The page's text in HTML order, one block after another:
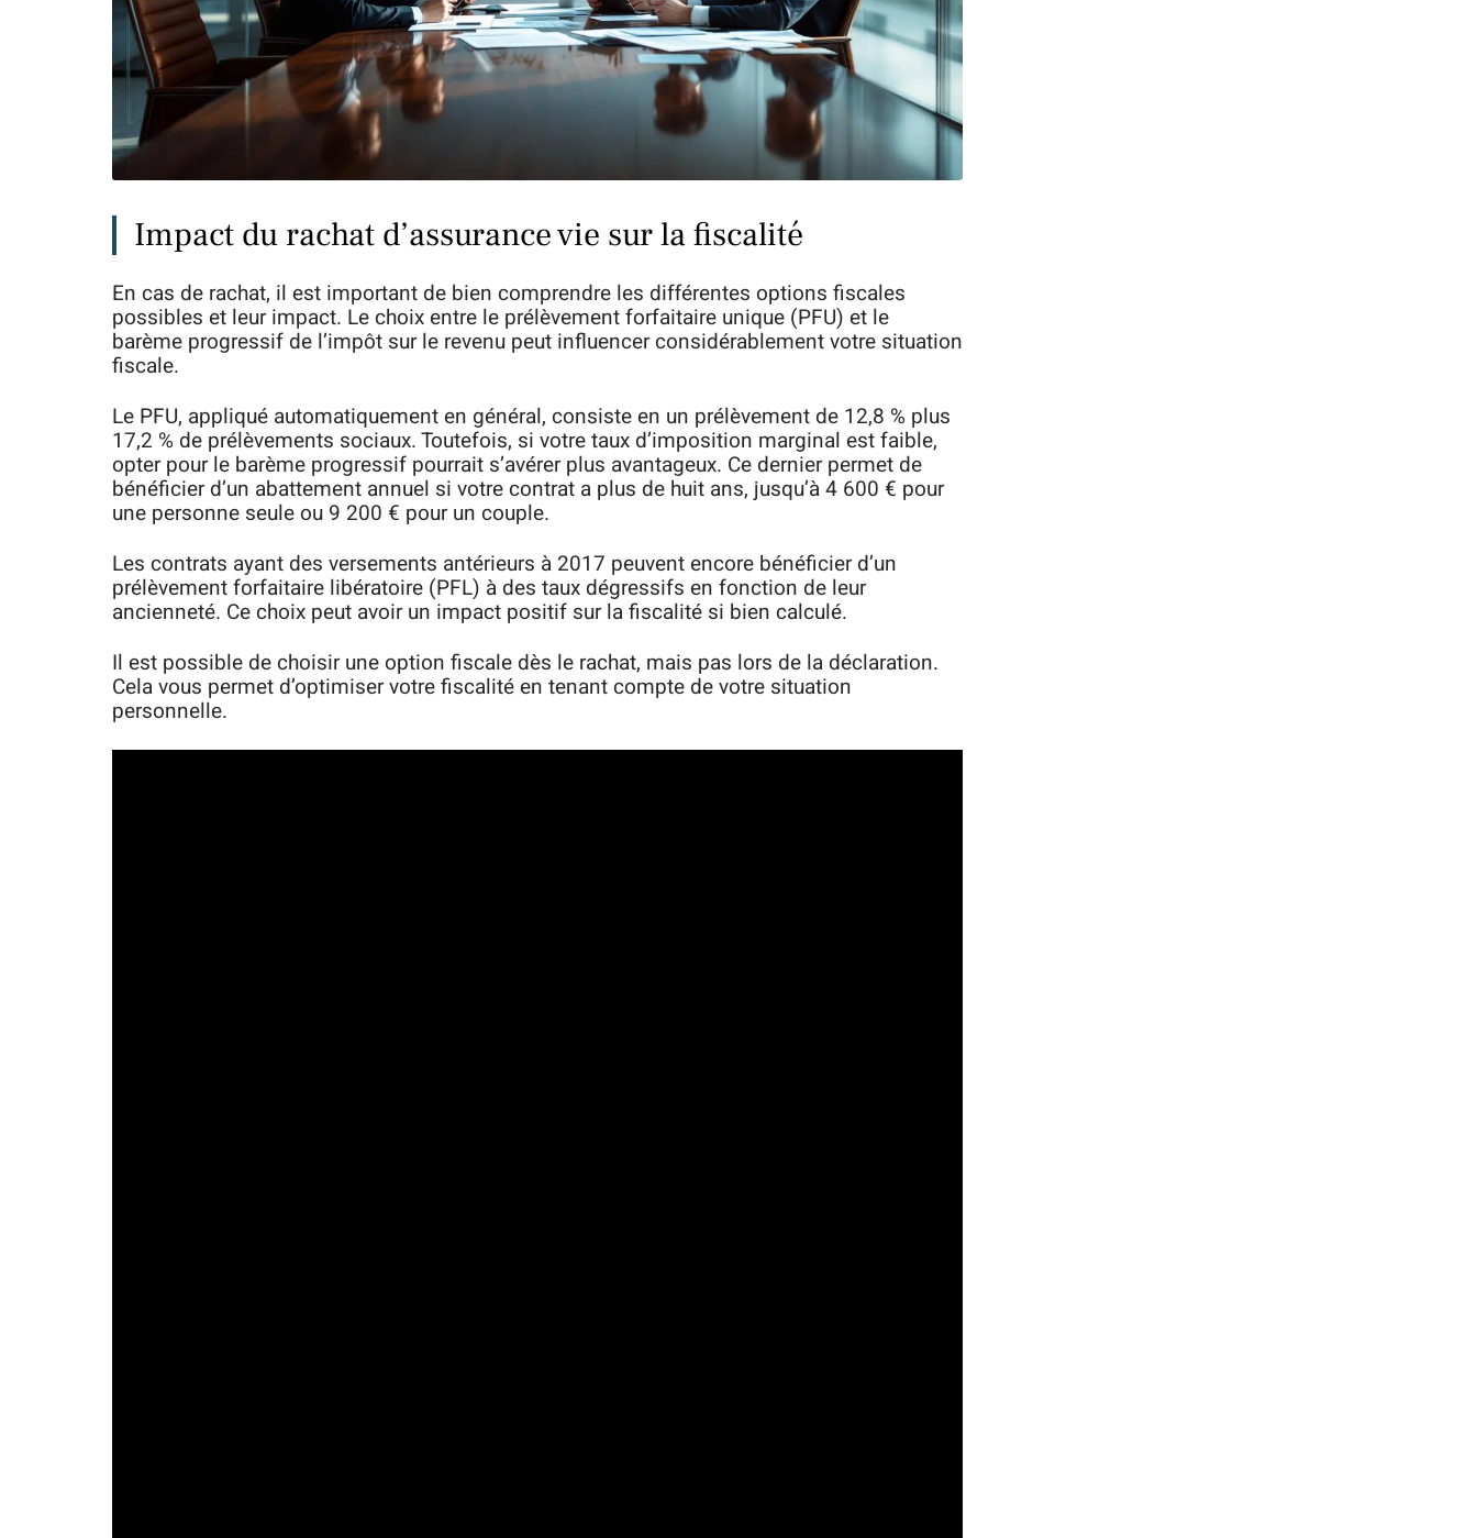
Impact du rachat d’assurance vie sur la fiscalité
En cas de rachat, il est important de bien comprendre les différentes options fiscales
possibles et leur impact. Le choix entre le prélèvement forfaitaire unique (PFU) et le
barème progressif de l’impôt sur le revenu peut influencer considérablement votre situation
fiscale.
Le PFU, appliqué automatiquement en général, consiste en un prélèvement de 12,8 % plus
17,2 % de prélèvements sociaux. Toutefois, si votre taux d’imposition marginal est faible,
opter pour le barème progressif pourrait s’avérer plus avantageux. Ce dernier permet de
bénéficier d’un abattement annuel si votre contrat a plus de huit ans, jusqu’à 4 600 € pour
une personne seule ou 9 200 € pour un couple.
Les contrats ayant des versements antérieurs à 2017 peuvent encore bénéficier d’un
prélèvement forfaitaire libératoire (PFL) à des taux dégressifs en fonction de leur
ancienneté. Ce choix peut avoir un impact positif sur la fiscalité si bien calculé.
Il est possible de choisir une option fiscale dès le rachat, mais pas lors de la déclaration.
Cela vous permet d’optimiser votre fiscalité en tenant compte de votre situation
personnelle.